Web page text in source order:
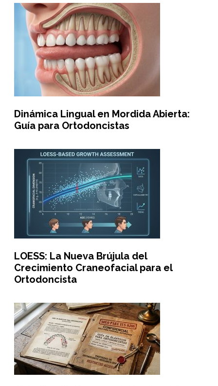
Dinámica Lingual en Mordida Abierta:
Guía para Ortodoncistas
LOESS: La Nueva Brújula del
Crecimiento Craneofacial para el
Ortodoncista